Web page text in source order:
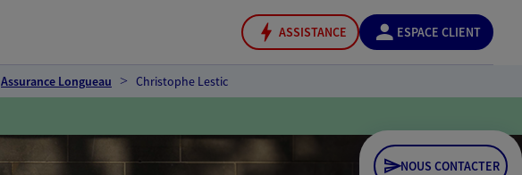
ASSISTANCE ESPACE CLIENT
Assurance Longueau Christophe Lestic
NOUS CONTACTER